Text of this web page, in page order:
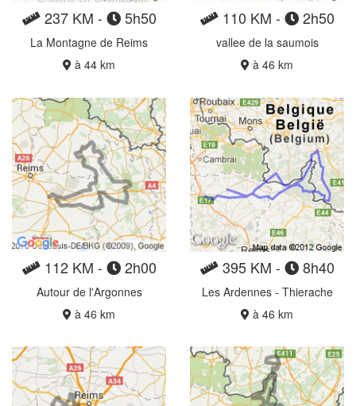
237 KM - 5h50
La Montagne de Reims
à 44 km
110 KM - 2h50
vallee de la saumois
à 46 km
112 KM - 2h00
Autour de l'Argonnes
à 46 km
395 KM - 8h40
Les Ardennes - Thierache
à 46 km